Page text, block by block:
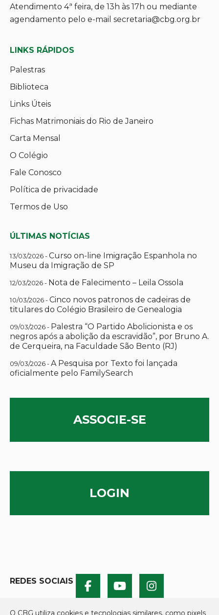
Atendimento 4ª feira, de 13h às 17h ou mediante
agendamento pelo e-mail secretaria@cbg.org.br
LINKS RÁPIDOS
Palestras
Biblioteca
Links Úteis
Fichas Matrimoniais do Rio de Janeiro
Carta Mensal
O Colégio
Fale Conosco
Política de privacidade
Termos de Uso
ÚLTIMAS NOTÍCIAS
13/03/2026 -Curso on-line Imigração Espanhola no
Museu da Imigração de SP
12/03/2026 - Nota de Falecimento – Leila Ossola
10/03/2026 -Cinco novos patronos de cadeiras de
titulares do Colégio Brasileiro de Genealogia
09/03/2026 - Palestra “O Partido Abolicionista e os
negros após a abolição da escravidão”, por Bruno A.
de Cerqueira, na Faculdade São Bento (RJ)
09/03/2026 -A Pesquisa por Texto foi lançada
oficialmente pelo FamilySearch
ASSOCIE-SE
LOGIN
REDES SOCIAIS
O CBG utiliza cookies e tecnologias similares, como pixels